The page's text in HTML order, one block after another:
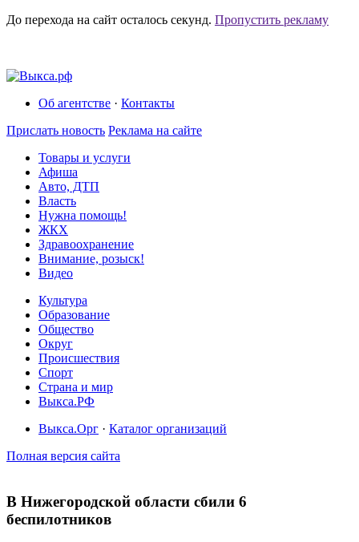
До перехода на сайт осталось секунд. Пропустить рекламу
Об агентстве · Контакты
Прислать новость Реклама на сайте
Товары и услуги
Афиша
Авто, ДТП
Власть
Нужна помощь!
ЖКХ
Здравоохранение
Внимание, розыск!
Видео
Культура
Образование
Общество
Округ
Происшествия
Спорт
Страна и мир
Выкса.РФ
Выкса.Орг · Каталог организаций
Полная версия сайта
В Нижегородской области сбили 6
беспилотников